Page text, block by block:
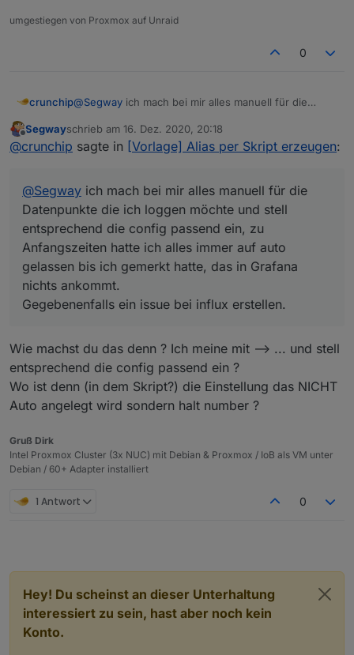
das loggen erst gestoppt werden, der DP in der
"speichern unter"
umgestiegen von Proxmox auf Unraid
0
crunchip@Segway ich mach bei mir alles manuell für die
entsprechend die config passend ein, zu
Anfangszeiten hatte ich alles immer auf auto
Gegebenenfalls ein issue bei influx erstellen.
Segwayschrieb am 16. Dez. 2020, 20:18
zuletzt editiert von
@crunchip sagte in [Vorlage] Alias per Skript erzeugen:
@Segway ich mach bei mir alles manuell für die
Datenpunkte die ich loggen möchte und stell
entsprechend die config passend ein, zu
Anfangszeiten hatte ich alles immer auf auto
gelassen bis ich gemerkt hatte, das in Grafana
nichts ankommt.
Gegebenenfalls ein issue bei influx erstellen.
Wie machst du das denn ? Ich meine mit --> ... und stell
entsprechend die config passend ein ?
Wo ist denn (in dem Skript?) die Einstellung das NICHT
Auto angelegt wird sondern halt number ?
Gruß Dirk
Intel Proxmox Cluster (3x NUC) mit Debian & Proxmox / IoB als VM unter
Debian / 60+ Adapter installiert
1 Antwort 0
Hey! Du scheinst an dieser Unterhaltung
interessiert zu sein, hast aber noch kein
Konto.